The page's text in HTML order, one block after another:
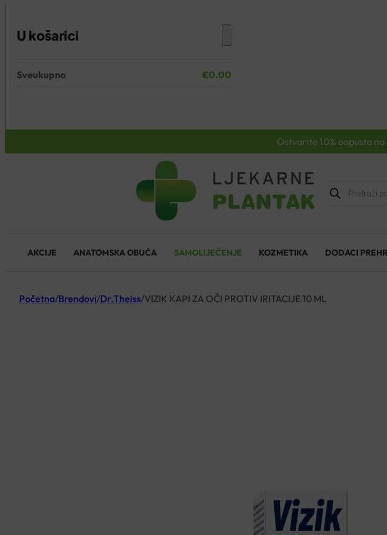
U košarici
Nema proizvoda u košarici.
Sveukupno €0.00
Ostvarite 10% popusta
Products
search
AKCIJE ANATOMSKA OBUĆA SAMOLIJEČENJE KOZMETIKA DODACI
Početna/Brendovi/Dr.Theiss/VIZIK KAPI ZA OČI PROTIV IRITACIJE 10 ML